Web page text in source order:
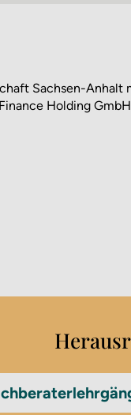
Sachsen-Anhalt
Holding GmbH